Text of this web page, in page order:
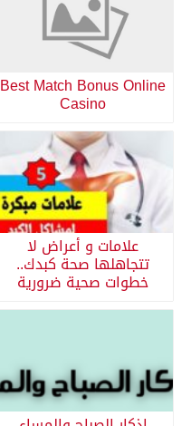
Best Match Bonus Online
Casino
علامات و أعراض لا
تتجاهلها صحة كبدك..
خطوات صحية ضرورية